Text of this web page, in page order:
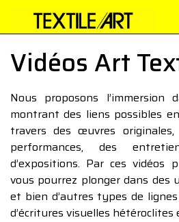
Vidéos Art
Nous proposons l’immersion
montrant des liens possibles
travers des œuvres
performances, des
d’expositions. Par ces vidéos
vous pourrez plonger dans des
et bien d’autres types de
d’écritures visuelles hétéroclites